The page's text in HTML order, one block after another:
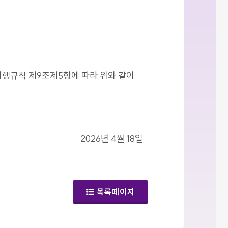
행규칙 제9조제5항에 따라 위와 같이
2026년 4월 18일
목록페이지